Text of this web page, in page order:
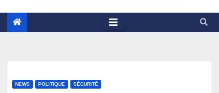
NEWS POLITIQUE SÉCURITÉ